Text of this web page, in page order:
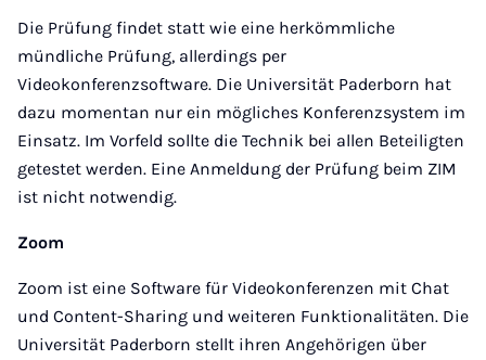
Die Prüfung findet statt wie eine herkömmliche
mündliche Prüfung, allerdings per
Videokonferenzsoftware. Die Universität Paderborn hat
dazu momentan nur ein mögliches Konferenzsystem im
Einsatz. Im Vorfeld sollte die Technik bei allen Beteiligten
getestet werden. Eine Anmeldung der Prüfung beim ZIM
ist nicht notwendig.
Zoom
Zoom ist eine Software für Videokonferenzen mit Chat
und Content-Sharing und weiteren Funktionalitäten. Die
Universität Paderborn stellt ihren Angehörigen über